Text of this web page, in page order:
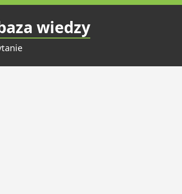
wiedzy